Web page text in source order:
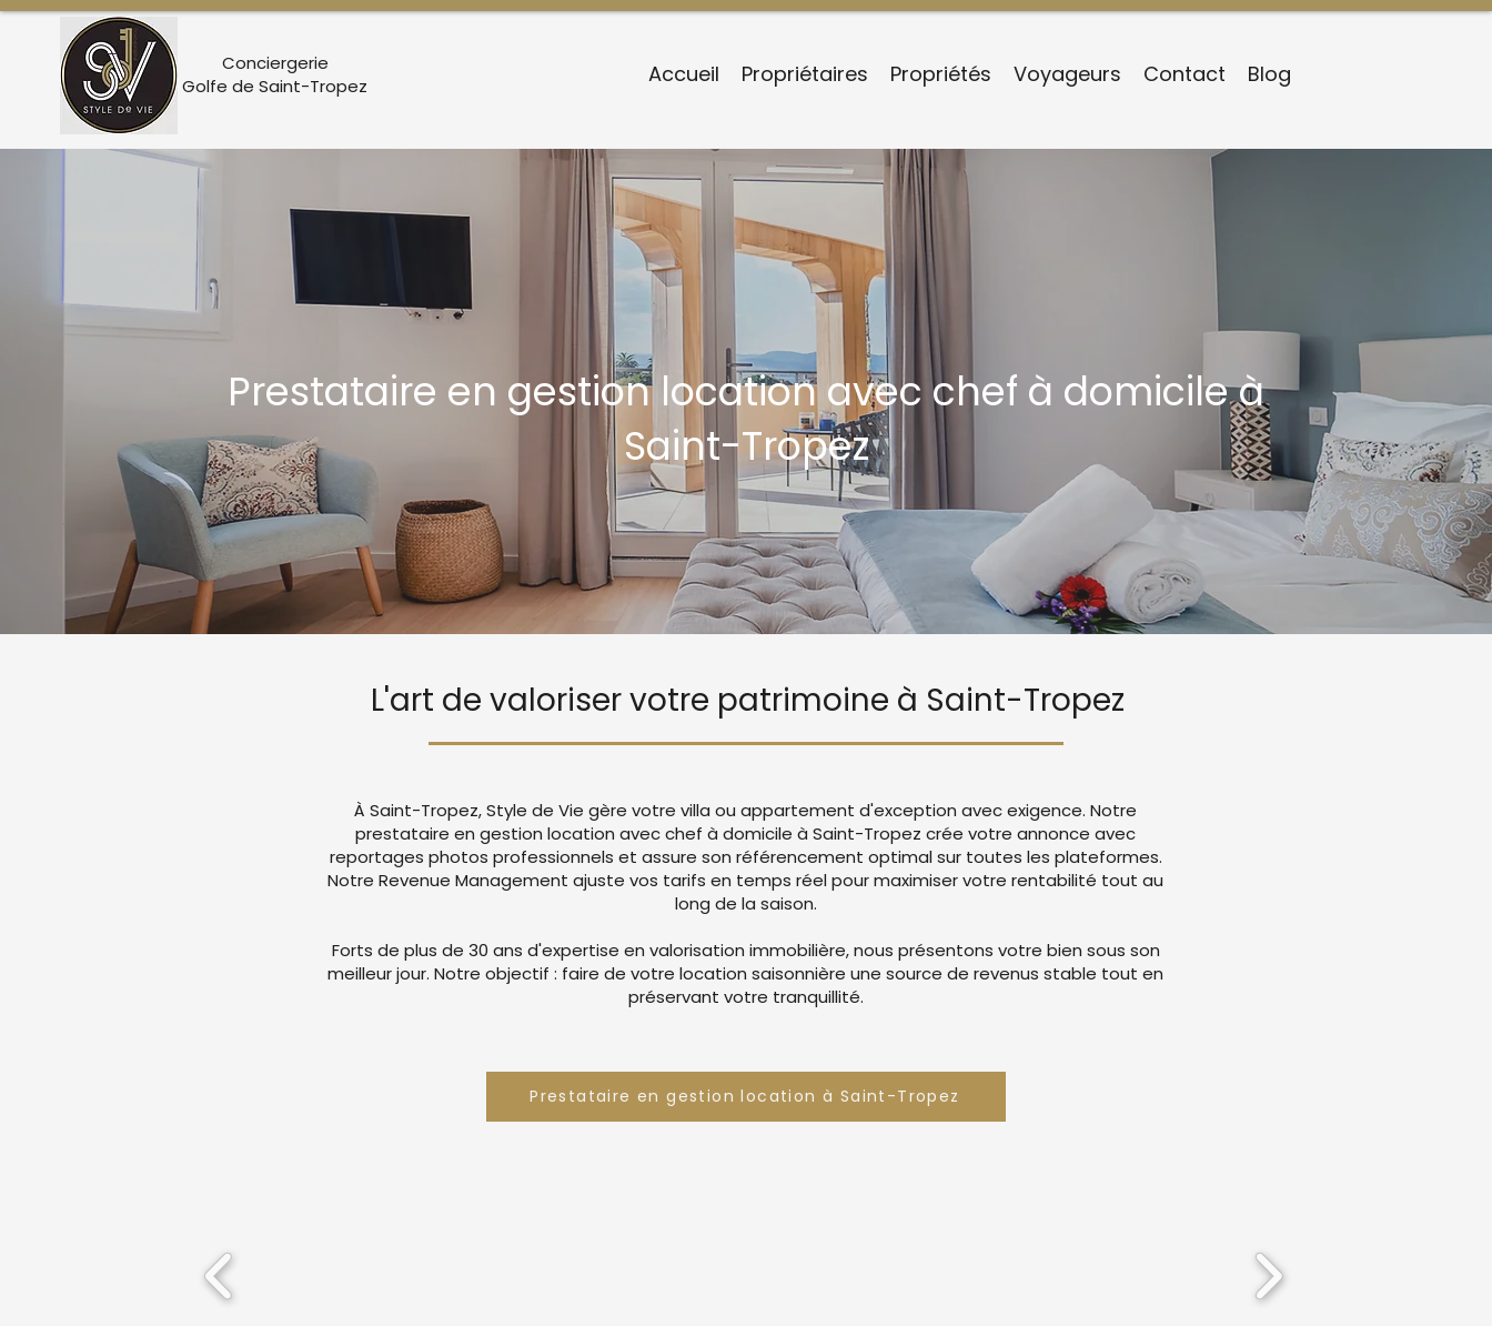
Conciergerie
Golfe de Saint-Tropez
Accueil Propriétaires Propriétés Voyageurs Contact Blog
Prestataire en gestion location avec chef à domicile à
Saint-Tropez
L'art de valoriser votre patrimoine à Saint-Tropez
À Saint-Tropez, Style de Vie gère votre villa ou appartement d'exception avec exigence. Notre
prestataire en gestion location avec chef à domicile à Saint-Tropez crée votre annonce avec
reportages photos professionnels et assure son référencement optimal sur toutes les plateformes.
Notre Revenue Management ajuste vos tarifs en temps réel pour maximiser votre rentabilité tout au
long de la saison.
Forts de plus de 30 ans d'expertise en valorisation immobilière, nous présentons votre bien sous son
meilleur jour. Notre objectif : faire de votre location saisonnière une source de revenus stable tout en
préservant votre tranquillité.
Prestataire en gestion location à Saint-Tropez